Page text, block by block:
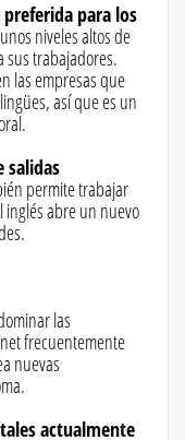
preferida para los
niveles altos de
sus trabajadores.
las empresas que
así que es un
salidas
permite trabajar
inglés abre un nuevo
las
frecuentemente
nuevas
actualmente